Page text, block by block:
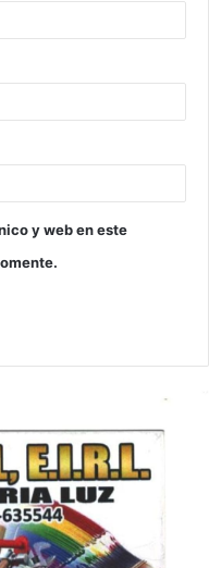
y web en este